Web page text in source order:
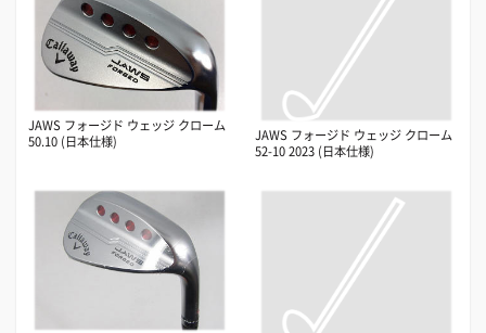
JAWS フォージド ウェッジ クローム
50.10 (日本仕様)
JAWS フォージド ウェッジ クローム
52-10 2023 (日本仕様)